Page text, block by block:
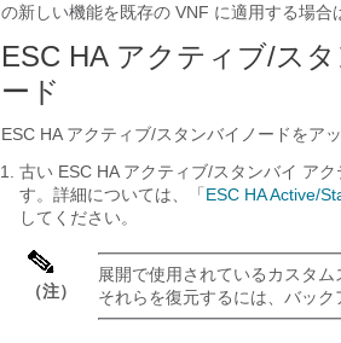
の新しい機能を既存の VNF に適用する場合
ESC HA アクティブ/ス
ード
ESC HA アクティブ/スタンバイノードをア
古い ESC HA アクティブ/スタンバイ ア
す。詳細については、「 ESC HA Active/
してください。
（注）
展開で使用されているカスタ
それらを復元するには、バック